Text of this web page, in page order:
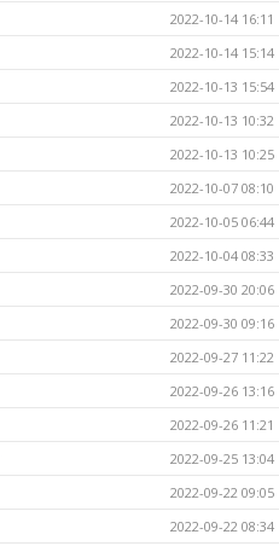
2022-10-14 16:11
2022-10-14 15:14
2022-10-13 15:54
2022-10-13 10:32
2022-10-13 10:25
2022-10-07 08:10
2022-10-05 06:44
2022-10-04 08:33
2022-09-30 20:06
2022-09-30 09:16
2022-09-27 11:22
2022-09-26 13:16
2022-09-26 11:21
2022-09-25 13:04
2022-09-22 09:05
2022-09-22 08:34